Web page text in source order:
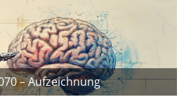
– Aufzeichnung